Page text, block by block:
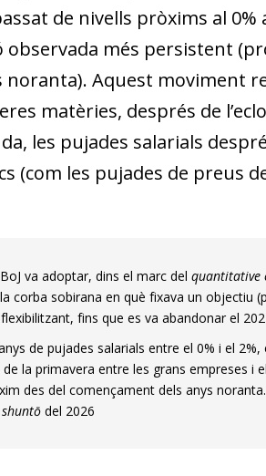
de nivells pròxims al 0%
observada més persistent
noranta). Aquest moviment
matèries, després de
les pujades salarials
(com les pujades de preus
va adoptar, dins el marc del quantitative
corba sobirana en què fixava un objectiu
fins que es va abandonar el
de pujades salarials entre el 0% i el
la primavera entre les grans empreses i
des del començament dels anys
shuntōdel 2026